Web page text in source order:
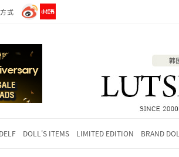
式
DOLL'S ITEMS LIMITED EDITION BRAND